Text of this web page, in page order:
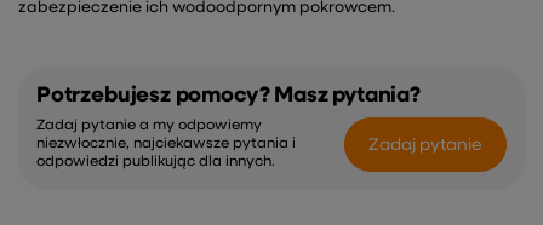
zabezpieczenie ich wodoodpornym pokrowcem.
Potrzebujesz pomocy? Masz pytania?
Zadaj pytanie a my odpowiemy
niezwłocznie, najciekawsze pytania i
odpowiedzi publikując dla innych.
Zadaj pytanie